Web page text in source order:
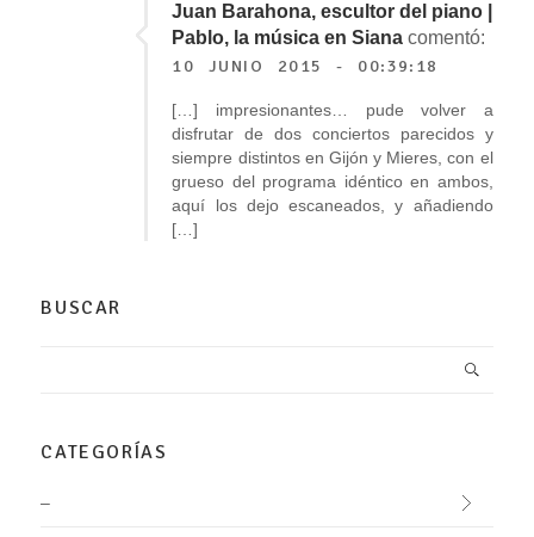
Juan Barahona, escultor del piano |
Pablo, la música en Siana comentó:
10 JUNIO 2015 - 00:39:18
[…] impresionantes… pude volver a
disfrutar de dos conciertos parecidos y
siempre distintos en Gijón y Mieres, con el
grueso del programa idéntico en ambos,
aquí los dejo escaneados, y añadiendo
[…]
BUSCAR
CATEGORÍAS
–